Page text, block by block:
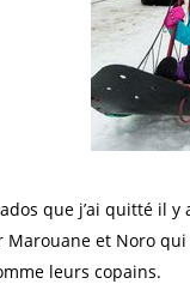
que j’ai quitté
et Noro
leurs copains.